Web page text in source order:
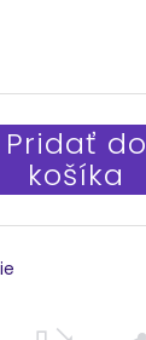
Pridať do
košíka